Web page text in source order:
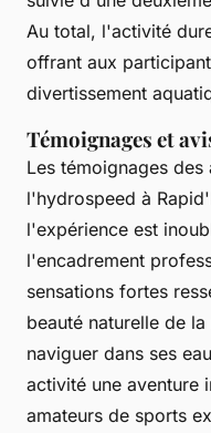
Au total, l'activité
offrant aux
divertissement
Témoignages et
Les témoignages
l'hydrospeed à
l'expérience est
l'encadrement
sensations fortes
beauté naturelle de
naviguer dans ses
activité une aventure
amateurs de sports